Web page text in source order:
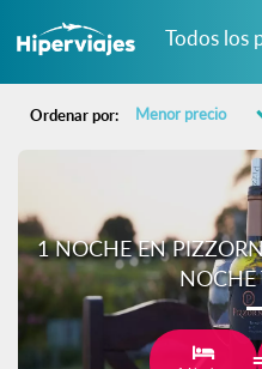
Todos los
Ordenar por:
1 NOCHE EN
NOCHE